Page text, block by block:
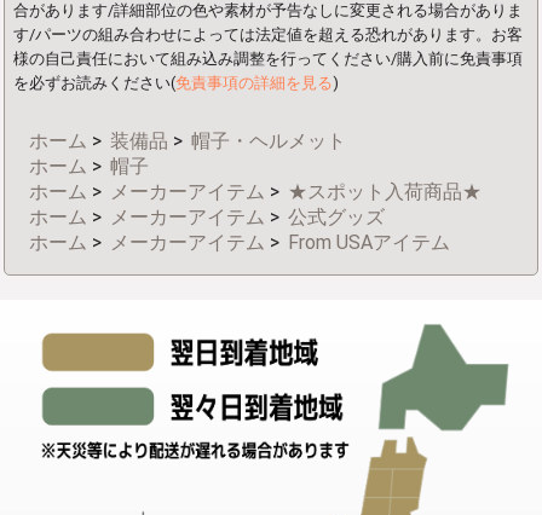
合があります/詳細部位の色や素材が予告なしに変更される場合がありま
す/パーツの組み合わせによっては法定値を超える恐れがあります。お客
様の自己責任において組み込み調整を行ってください/購入前に免責事項
を必ずお読みください(免責事項の詳細を見る)
ホーム > 装備品 > 帽子・ヘルメット
ホーム > 帽子
ホーム > メーカーアイテム > ★スポット入荷商品★
ホーム > メーカーアイテム > 公式グッズ
ホーム > メーカーアイテム > From USAアイテム